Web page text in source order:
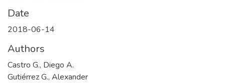
Date
2018-06-14
Authors
Castro G., Diego A.
Gutiérrez G., Alexander